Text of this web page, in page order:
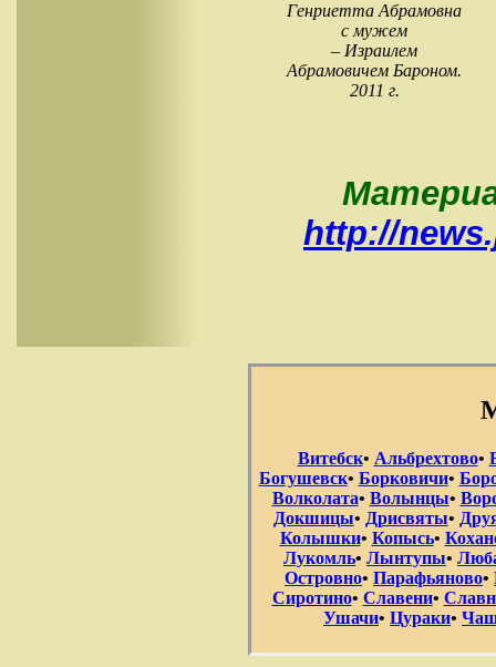
Генриетта Абрамовна
с мужем
– Израилем
Абрамовичем Бароном.
2011 г.
http://
Витебск• Альбрехтово•
Богушевск• Борковичи•
Волколата• Волынцы•
Докшицы• Дрисвяты•
Колышки• Копысь•
Лукомль• Лынтупы•
Островно• Парафьяново•
Сиротино• Славени•
Ушачи• Цураки•